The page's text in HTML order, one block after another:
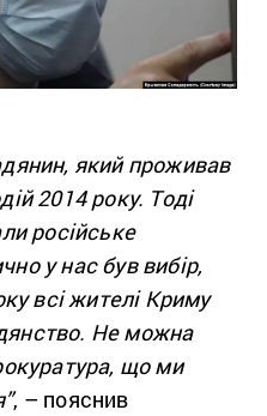
який проживав
2014 року. Тоді
російське
у нас був вибір,
всі жителі Криму
Не можна
що ми
, – пояснив